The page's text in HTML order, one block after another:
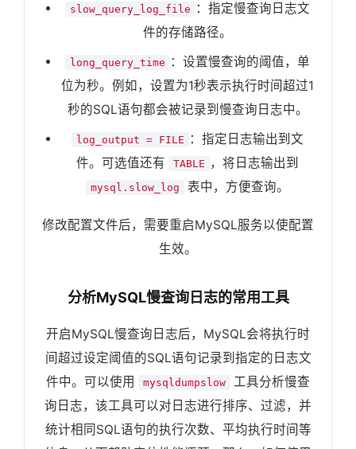
slow_query_log_file ：指定慢查询日志文
件的存储路径。
long_query_time ：设置慢查询的阈值，单
位为秒。例如，设置为1秒表示执行时间超过1
秒的SQL语句都会被记录到慢查询日志中。
log_output = FILE ：指定日志输出到文
件。可选值还有
TABLE ，将日志输出到
mysql.slow_log 表中，方便查询。
修改配置文件后，需要重启MySQL服务以使配置
生效。
分析MySQL慢查询日志的常用工具
开启MySQL慢查询日志后，MySQL会将执行时
间超过设定阈值的SQL语句记录到指定的日志文
件中。可以使用
mysqldumpslow
工具分析慢查
询日志，该工具可以对日志进行排序、过滤，并
统计相同SQL语句的执行次数、平均执行时间等